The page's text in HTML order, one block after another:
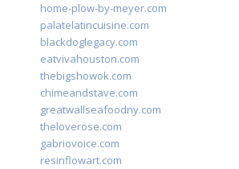
home-plow-by-meyer.com
palatelatincuisine.com
blackdoglegacy.com
eatvivahouston.com
thebigshowok.com
chimeandstave.com
greatwallseafoodny.com
theloverose.com
gabriovoice.com
resinflowart.com